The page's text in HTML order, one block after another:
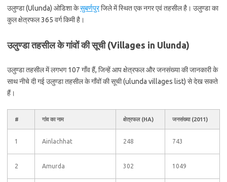
उलुण्डा (Ulunda) ओडिशा केसुबर्णपुरजिले में स्थित एक नगर एवं तहसील है। उलुण्डा का
कुल क्षेत्रफल 365 वर्ग किमी है।
उलुण्डा तहसील के गांवों की सूची (Villages in Ulunda)
उलुण्डा तहसील में लगभग 107 गाँव हैं, जिन्हें आप क्षेत्रफल और जनसंख्या की जानकारी के
साथ नीचे दी गई उलुण्डा तहसील के गाँवों की सूची (ulunda villages list) से देख सकते
हैं।
# गांव का नाम क्षेत्रफल (HA) जनसंख्या (2011)
1 Ainlachhat 248 743
2 Amurda 302 1049